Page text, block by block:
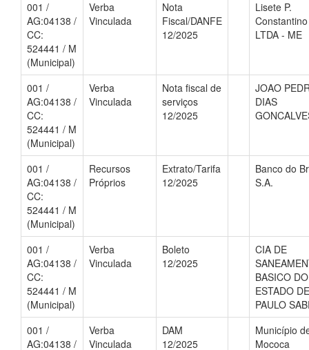
001 /
AG:04138 /
CC:
524441 / M
(Municipal)
Verba
Vinculada
Nota
Fiscal/DANFE
12/2025
Lisete P.
LTDA - ME
001 /
AG:04138 /
CC:
524441 / M
(Municipal)
Verba
Vinculada
Nota fiscal de
serviços
12/2025
JOAO
DIAS
001 /
AG:04138 /
CC:
524441 / M
(Municipal)
Recursos
Próprios
Extrato/Tarifa
12/2025
Banco do
S.A.
001 /
AG:04138 /
CC:
524441 / M
(Municipal)
Verba
Vinculada
Boleto
12/2025
CIA DE
BASICO DO
ESTADO
PAULO
001 /
AG:04138 /
Verba
Vinculada
DAM
12/2025
Município
Mococa